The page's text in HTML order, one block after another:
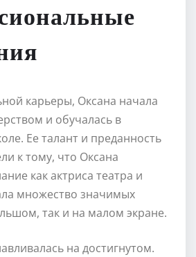
карьеры, Оксана начала
и обучалась в
Ее талант и преданность
к тому, что Оксана
как актриса театра и
множество значимых
так и на малом экране.
на достигнутом.